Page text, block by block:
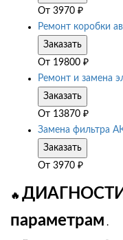
От 3970 ₽
Ремонт коробки
Заказать
От 19800 ₽
Ремонт и замена
Заказать
От 13870 ₽
Замена фильтра
Заказать
От 3970 ₽
🔥
параметрам .